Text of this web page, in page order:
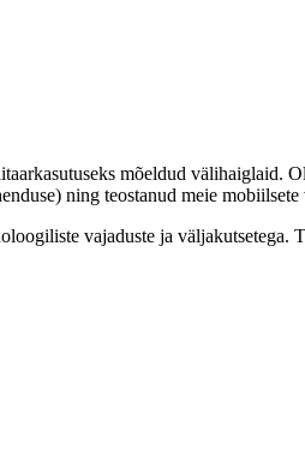
mõeldud välihaiglaid.
ning teostanud meie
vajaduste ja väljakutsetega.